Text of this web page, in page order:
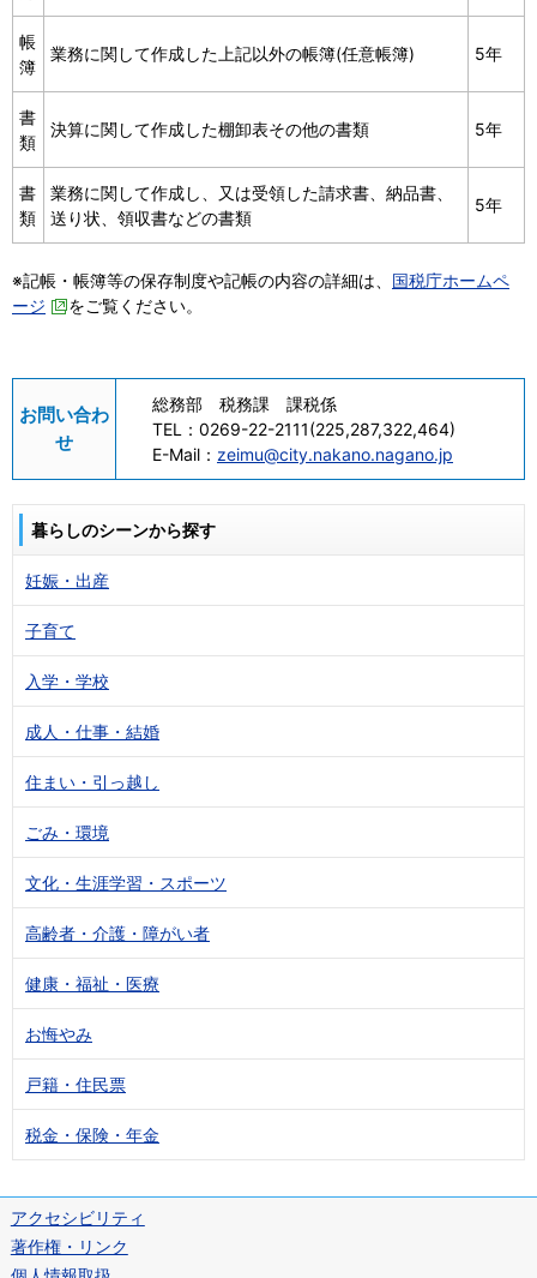
帳
簿
業務に関して作成した上記以外の帳簿(任意帳簿) 5年
書
類
決算に関して作成した棚卸表その他の書類 5年
書
類
業務に関して作成し、又は受領した請求書、納品書、
送り状、領収書などの書類
5年
※記帳・帳簿等の保存制度や記帳の内容の詳細は、 国税庁ホームペ
ージ
をご覧ください。
お問い合わ
せ
総務部 税務課 課税係
TEL： 0269-22-2111(225,287,322,464)
E-Mail： zeimu@city.nakano.nagano.jp
暮らしのシーンから探す
妊娠・出産
子育て
入学・学校
成人・仕事・結婚
住まい・引っ越し
ごみ・環境
文化・生涯学習・スポーツ
高齢者・介護・障がい者
健康・福祉・医療
お悔やみ
戸籍・住民票
税金・保険・年金
アクセシビリティ
著作権・リンク